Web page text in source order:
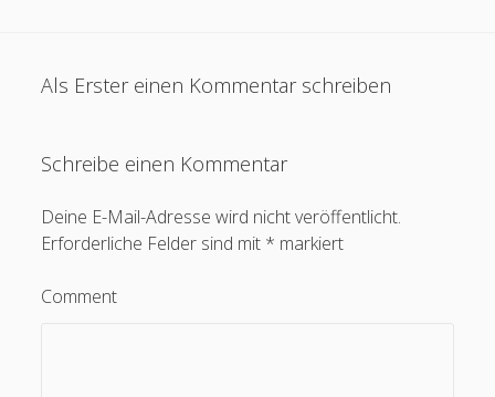
Als Erster einen Kommentar schreiben
Schreibe einen Kommentar
Deine E-Mail-Adresse wird nicht veröffentlicht.
Erforderliche Felder sind mit * markiert
Comment